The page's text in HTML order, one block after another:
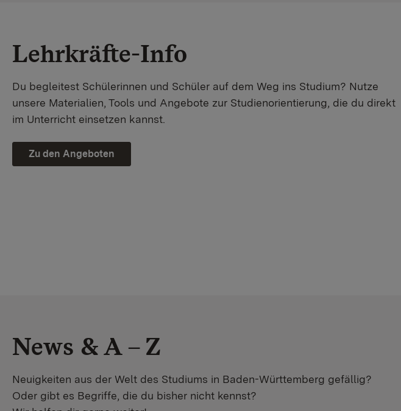
Lehrkräfte-Info
Du begleitest Schülerinnen und Schüler auf dem Weg ins Studium? Nutze
unsere Materialien, Tools und Angebote zur Studienorientierung, die du direkt
im Unterricht einsetzen kannst.
Zu den Angeboten
News & A – Z
Neuigkeiten aus der Welt des Studiums in Baden-Württemberg gefällig?
Oder gibt es Begriffe, die du bisher nicht kennst?